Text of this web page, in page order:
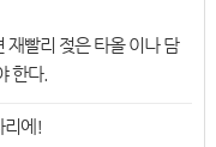
재빨리 젖은 타올 이나 담
한다.
리에!